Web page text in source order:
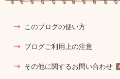
このブログの使い方
ブログご利用上の注意
その他に関するお問い合わせ